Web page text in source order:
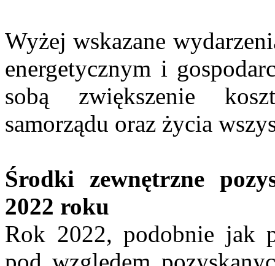
Wyżej wskazane
energetycznym i
sobą zwiększenie
samorządu oraz życia
Środki zewnętrzne
2022 roku
Rok 2022, podobnie jak